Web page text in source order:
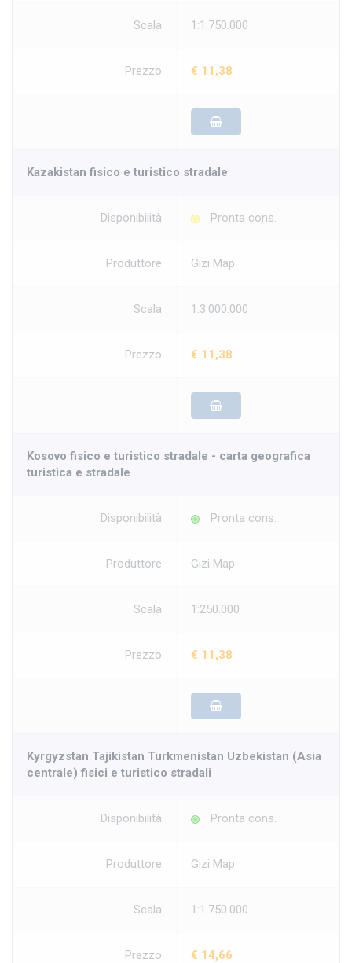
Scala 1:1.750.000
Prezzo € 11,38
Kazakistan fisico e turistico stradale
Disponibilità Pronta cons.
Produttore Gizi Map
Scala 1:3.000.000
Prezzo € 11,38
Kosovo fisico e turistico stradale - carta geografica
turistica e stradale
Disponibilità Pronta cons.
Produttore Gizi Map
Scala 1:250.000
Prezzo € 11,38
Kyrgyzstan Tajikistan Turkmenistan Uzbekistan (Asia
centrale) fisici e turistico stradali
Disponibilità Pronta cons.
Produttore Gizi Map
Scala 1:1.750.000
Prezzo € 14,66